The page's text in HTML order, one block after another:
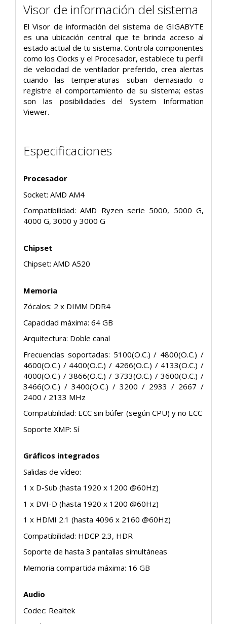
Visor de información del sistema
El Visor de información del sistema de GIGABYTE
es una ubicación central que te brinda acceso al
estado actual de tu sistema. Controla componentes
como los Clocks y el Procesador, establece tu perfil
de velocidad de ventilador preferido, crea alertas
cuando las temperaturas suban demasiado o
registre el comportamiento de su sistema; estas
son las posibilidades del System Information
Viewer.
Especificaciones
Procesador
Socket: AMD AM4
Compatibilidad: AMD Ryzen serie 5000, 5000 G,
4000 G, 3000 y 3000 G
Chipset
Chipset: AMD A520
Memoria
Zócalos: 2 x DIMM DDR4
Capacidad máxima: 64 GB
Arquitectura: Doble canal
Frecuencias soportadas: 5100(O.C.) / 4800(O.C.) /
4600(O.C.) / 4400(O.C.) / 4266(O.C.) / 4133(O.C.) /
4000(O.C.) / 3866(O.C.) / 3733(O.C.) / 3600(O.C.) /
3466(O.C.) / 3400(O.C.) / 3200 / 2933 / 2667 /
2400 / 2133 MHz
Compatibilidad: ECC sin búfer (según CPU) y no ECC
Soporte XMP: Sí
Gráficos integrados
Salidas de vídeo:
1 x D-Sub (hasta 1920 x 1200 @60Hz)
1 x DVI-D (hasta 1920 x 1200 @60Hz)
1 x HDMI 2.1 (hasta 4096 x 2160 @60Hz)
Compatibilidad: HDCP 2.3, HDR
Soporte de hasta 3 pantallas simultáneas
Memoria compartida máxima: 16 GB
Audio
Codec: Realtek